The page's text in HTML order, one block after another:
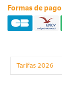
Formas de pago